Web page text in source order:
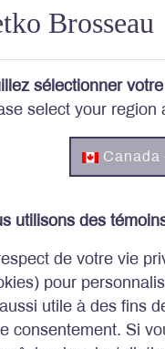
Brosseau
sélectionner
select your region
Canada
utilisons des
de votre vie
pour
utile à des fins
consentement. Si
Votre
Abonnez-vous